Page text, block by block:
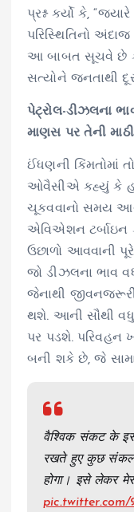
પ્રશ્ન કર્યો કે,
પરિસ્થિતિનો
આ બાબત સૂચવે છે કે
સત્યોને જનતાથી
પેટ્રોલ-ડીઝલના
માણસ પર તેની
ઈંધણની કિંમતોમાં
ઓવૈસીએ કહ્યું કે
ચૂકવવાનો સમય
એવિએશન ટર્બાઇન
ઉછાળો આવવાની
જો ડીઝલના ભાવ
જેનાથી
થશે. આની સૌથી
પર પડશે. પરિવહન
બની શકે છે, જે
वैश्विक संकट के इस
रखते हुए कुछ
होगा। इसे लेकर
pic.twitter.com/